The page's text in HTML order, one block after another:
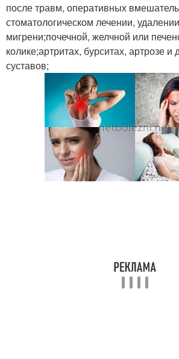
после травм, оперативных
стоматологическом лечении,
мигрени;почечной, желчной или
колике;артритах, бурситах, артрозе и
суставов;